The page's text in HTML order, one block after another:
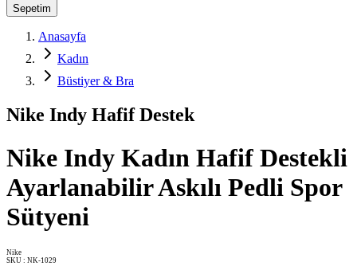
Sepetim
Anasayfa
Kadın
Büstiyer & Bra
Nike Indy Hafif Destek
Nike Indy Kadın Hafif Destekli
Ayarlanabilir Askılı Pedli Spor
Sütyeni
Nike
SKU : NK-1029